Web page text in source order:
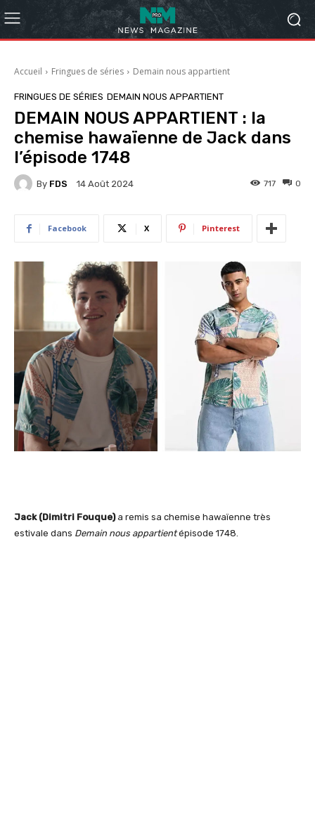
Accueil Fringues de séries Demain nous appartient
FRINGUES DE SÉRIES DEMAIN NOUS APPARTIENT
DEMAIN NOUS APPARTIENT : la
chemise hawaïenne de Jack dans
l’épisode 1748
By FDS 14 Août 2024 0
717
Facebook X Pinterest
Jack (Dimitri Fouque)a remis sa chemise hawaïenne très
estivale dans Demain nous appartientépisode 1748.